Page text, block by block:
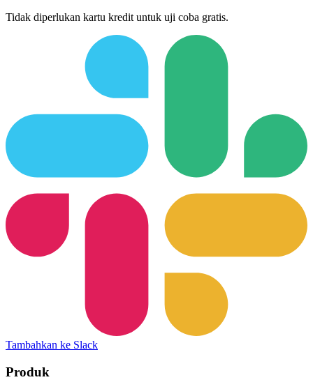
Tidak diperlukan kartu kredit untuk uji coba gratis.
Tambahkan ke Slack
Produk